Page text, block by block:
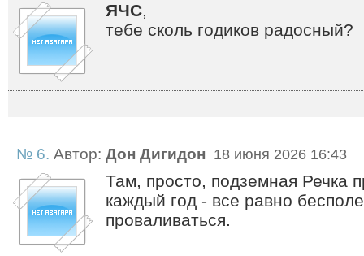
ЯЧС,
тебе сколь годиков радосный?
№ 6. Автор: Дон Дигидон 18 июня 2026 16:43
Там, просто, подземная Речка
каждый год - все равно
проваливаться.